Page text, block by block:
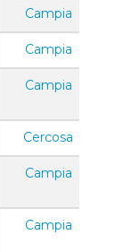
Campia
Campia
Campia
Cercosa
Campia
Campia